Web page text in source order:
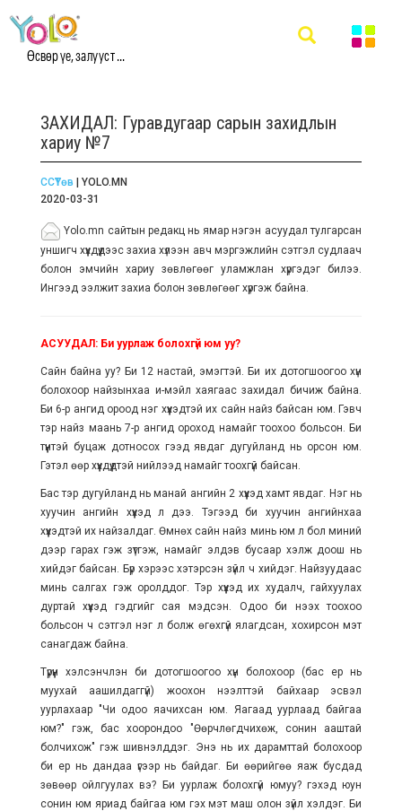
Өсвөр үе, залууст ...
ЗАХИДАЛ: Гуравдугаар сарын захидлын
хариу №7
ССҮТөв | YOLO.MN
2020-03-31
Yolo.mn сайтын редакц нь ямар нэгэн асуудал тулгарсан
уншигч хүүхдүүдээс захиа хүлээн авч мэргэжлийн сэтгэл судлаач
болон эмчийн хариу зөвлөгөөг уламжлан хүргэдэг билээ.
Ингээд ээлжит захиа болон зөвлөгөөг хүргэж байна.
АСУУДАЛ: Би уурлаж болохгүй юм уу?
Сайн байна уу? Би 12 настай, эмэгтэй. Би их дотогшоогоо хүн
болохоор найзынхаа и-мэйл хаягаас захидал бичиж байна.
Би 6-р ангид ороод нэг хүүхэдтэй их сайн найз байсан юм. Гэвч
тэр найз маань 7-р ангид ороход намайг тоохоо больсон. Би
түүнтэй буцаж дотносох гээд явдаг дугуйланд нь орсон юм.
Гэтэл өөр хүүхдүүдтэй нийлээд намайг тоохгүй байсан.
Бас тэр дугуйланд нь манай ангийн 2 хүүхэд хамт явдаг. Нэг нь
хуучин ангийн хүүхэд л дээ. Тэгээд би хуучин ангийнхаа
хүүхэдтэй их найзалдаг. Өмнөх сайн найз минь юм л бол миний
дээр гарах гэж зүтгэж, намайг элдэв бусаар хэлж доош нь
хийдэг байсан. Бүр хэрээс хэтэрсэн зүйл ч хийдэг. Найзуудаас
минь салгах гэж оролддог. Тэр хүүхэд их худалч, гайхуулах
дуртай хүүхэд гэдгийг сая мэдсэн. Одоо би нээх тоохоо
больсон ч сэтгэл нэг л болж өгөхгүй ялагдсан, хохирсон мэт
санагдаж байна.
Түрүүн хэлсэнчлэн би дотогшоогоо хүн болохоор (бас ер нь
муухай аашилдаггүй) жоохон нээлттэй байхаар эсвэл
уурлахаар "Чи одоо яачихсан юм. Яагаад уурлаад байгаа
юм?" гэж, бас хоорондоо "Өөрчлөгдчихөж, сонин ааштай
болчихож" гэж шивнэлддэг. Энэ нь их дарамттай болохоор
би ер нь дандаа үгээр нь байдаг. Би өөрийгөө яаж бусдад
зөвөөр ойлгуулах вэ? Би уурлаж болохгүй юмуу? гэхэд юун
сонин юм яриад байгаа юм гэх мэт маш олон зүйл хэлдэг. Би